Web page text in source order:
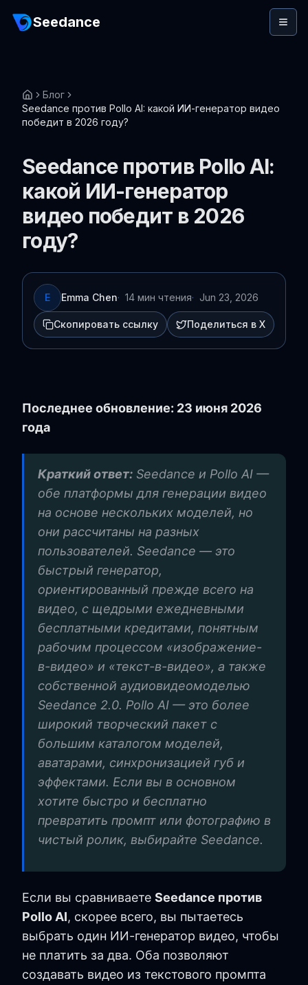
Seedance
Блог
Seedance против Pollo AI: какой ИИ-генератор видео
победит в 2026 году?
Seedance против Pollo AI:
какой ИИ-генератор
видео победит в 2026
году?
E Emma Chen· 14 мин чтения· Jun 23, 2026
Скопировать ссылку Поделиться в X
Последнее обновление: 23 июня 2026
года
Краткий ответ: Seedance и Pollo AI —
обе платформы для генерации видео
на основе нескольких моделей, но
они рассчитаны на разных
пользователей. Seedance — это
быстрый генератор,
ориентированный прежде всего на
видео, с щедрыми ежедневными
бесплатными кредитами, понятным
рабочим процессом «изображение-
в-видео» и «текст-в-видео», а также
собственной аудиовидеомоделью
Seedance 2.0. Pollo AI — это более
широкий творческий пакет с
большим каталогом моделей,
аватарами, синхронизацией губ и
эффектами. Если вы в основном
хотите быстро и бесплатно
превратить промпт или фотографию в
чистый ролик, выбирайте Seedance.
Если вы сравниваете Seedance против
Pollo AI, скорее всего, вы пытаетесь
выбрать один ИИ-генератор видео, чтобы
не платить за два. Оба позволяют
создавать видео из текстового промпта